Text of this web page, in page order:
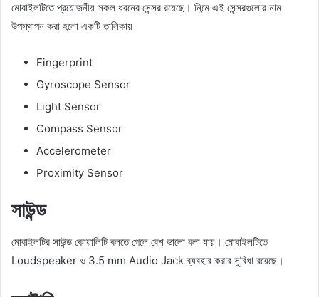
মোবাইলটিতে প্রয়োজনীয় সকল ধরনের সেন্সর রয়েছে। নিন্মে এই সেন্সরগুলোর নাম
উপস্থাপন করা হলো একটি তালিকায়
Fingerprint
Gyroscope Sensor
Light Sensor
Compass Sensor
Accelerometer
Proximity Sensor
সাউন্ড
মোবাইলটির সাউন্ড কোয়ালিটি বলতে গেলে বেশ ভালো বলা যায়। মোবাইলটিতে
Loudspeaker ও 3.5 mm Audio Jack ব্যবহার করার সুবিধা রয়েছে।